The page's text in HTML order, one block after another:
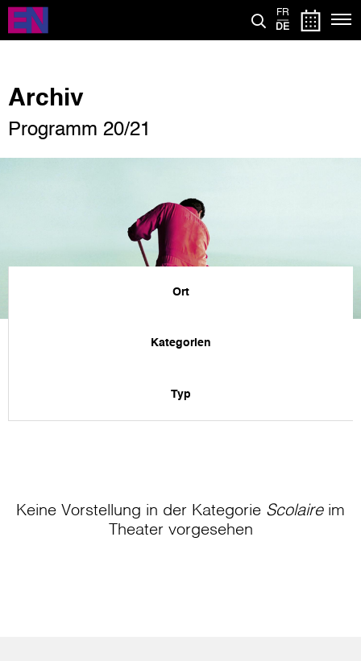
Direkt
zum
Inhalt
FR
DE
Archiv
Programm 20/21
Ort
Kategorien
Typ
Keine Vorstellung in der Kategorie Scolaireim
Theater vorgesehen